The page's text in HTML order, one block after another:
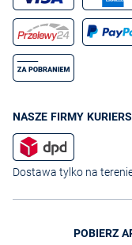
NASZE FIRMY
Dostawa tylko na
POBIERZ